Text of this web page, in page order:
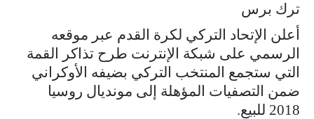
ترك برس
أعلن الإتحاد التركي لكرة القدم عبر موقعه
الرسمي على شبكة الإنترنت طرح تذاكر القمة
التي ستجمع المنتخب التركي بضيفه الأوكراني
ضمن التصفيات المؤهلة إلى مونديال روسيا
2018 للبيع.